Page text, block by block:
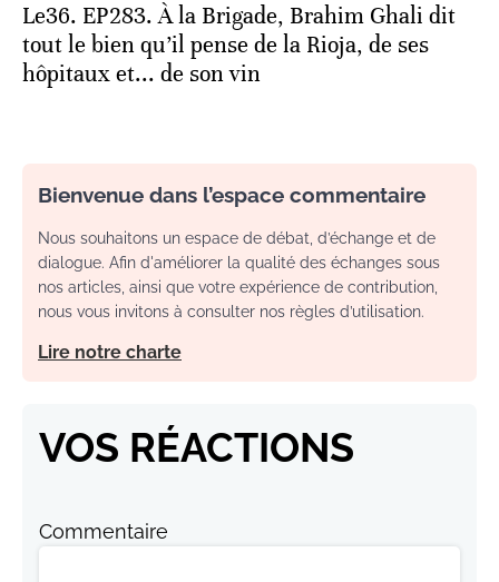
Le36. EP283. À la Brigade, Brahim Ghali dit
tout le bien qu’il pense de la Rioja, de ses
hôpitaux et... de son vin
Bienvenue dans l’espace commentaire
Nous souhaitons un espace de débat, d’échange et de
dialogue. Afin d'améliorer la qualité des échanges sous
nos articles, ainsi que votre expérience de contribution,
nous vous invitons à consulter nos règles d’utilisation.
Lire notre charte
VOS RÉACTIONS
Commentaire